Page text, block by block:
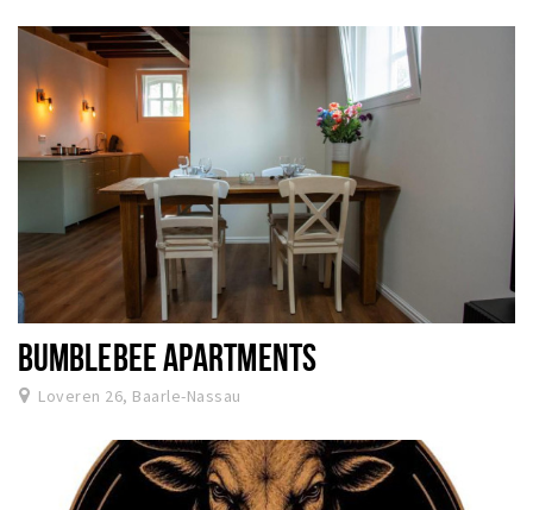
Natuurgebieden
De Grensvallei
Partner worden
Inloggen
BUMBLEBEE APARTMENTS
Loveren 26, Baarle-Nassau